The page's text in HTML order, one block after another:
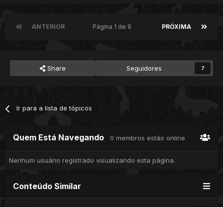
ANTERIOR PRÓXIMA
Página 1 de 9
Share Seguidores 7
Ir para a lista de tópicos
Quem Está Navegando 0 membros estão online
Nenhum usuário registrado visualizando esta página.
Conteúdo Similar